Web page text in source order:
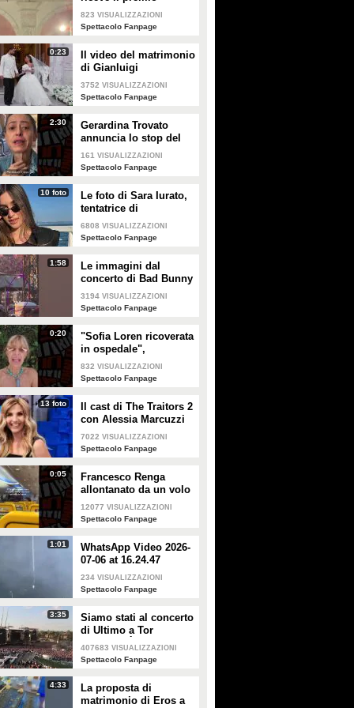
intitolato al padre
Enrico
823 VISUALIZZAZIONI
Spettacolo Fanpage
0:23
Il video del matrimonio
di Gianluigi
Donnarumma e Alessia
Elefante
3752 VISUALIZZAZIONI
Spettacolo Fanpage
2:30
Gerardina Trovato
annuncia lo stop del
tour per problemi di
salute
161 VISUALIZZAZIONI
Spettacolo Fanpage
10 foto
Le foto di Sara Iurato,
tentatrice di
Temptation Island 2026
6808 VISUALIZZAZIONI
Spettacolo Fanpage
1:58
Le immagini dal
concerto di Bad Bunny
a Milano
3194 VISUALIZZAZIONI
Spettacolo Fanpage
0:20
"Sofia Loren ricoverata
in ospedale",
Alessandra Mussolini
smentisce: "È serena e
832 VISUALIZZAZIONI
Spettacolo Fanpage
13 foto
Il cast di The Traitors 2
con Alessia Marcuzzi
7022 VISUALIZZAZIONI
Spettacolo Fanpage
0:05
Francesco Renga
allontanato da un volo
Ryanair dopo una
discussione con gli
12077 VISUALIZZAZIONI
Spettacolo Fanpage
1:01
WhatsApp Video 2026-
07-06 at 16.24.47
234 VISUALIZZAZIONI
Spettacolo Fanpage
3:35
Siamo stati al concerto
di Ultimo a Tor
Vergata: "È il giorno
che aspettavo, questa è
407683 VISUALIZZAZIONI
Spettacolo Fanpage
4:33
La proposta di
matrimonio di Eros a